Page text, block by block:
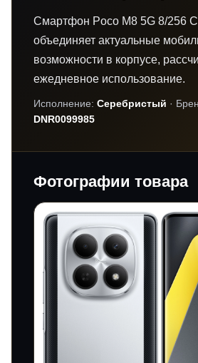
Смартфон Poco M8 5G 8/256
объединяет актуальные
возможности в корпусе,
ежедневное использование.
Исполнение: Серебристый ·
DNR0099985
Фотографии товара